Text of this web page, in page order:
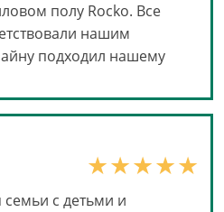
полу Rocko. Все
нашим
подходил нашему
с детьми и